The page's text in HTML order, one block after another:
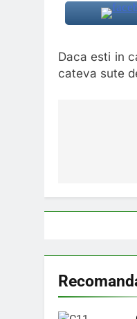
Daca esti in
cateva sute